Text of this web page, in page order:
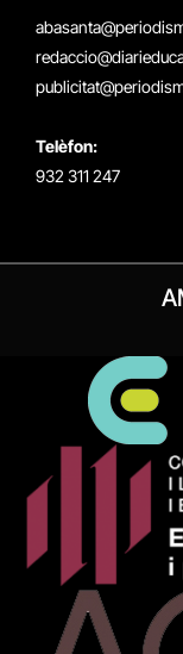
Telèfon:
932 311 247